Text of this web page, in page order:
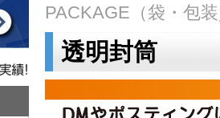
PACKAGE（袋・包
透明封筒